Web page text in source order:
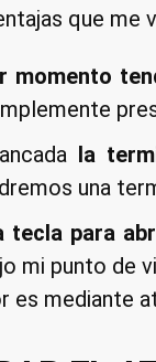
que me
momento
la
una
tecla para
mi punto de
es mediante